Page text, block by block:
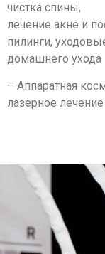
чистка спины,
лечение акне и
пилинги,
домашнего ухода
– Аппаратная
лазерное